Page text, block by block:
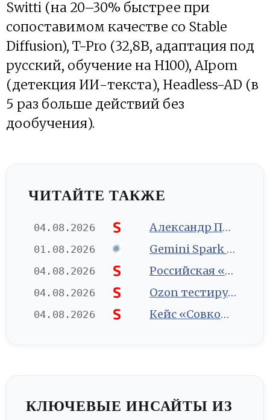
Switti (на 20–30% быстрее при
сопоставимом качестве со Stable
Diffusion), T-Pro (32,8B, адаптация под
русский, обучение на H100), AIpom
(детекция ИИ-текста), Headless-AD (в
5 раз больше действий без
дообучения).
ЧИТАЙТЕ ТАКЖЕ
04.08.2026 Александр Папков: большой разговор о трансформации рекламного рынка
01.08.2026 Gemini Spark теперь работает с вашими логинами в Chrome
04.08.2026 Российская «дочка» Google добивается взыскания 10 млрд рублей через суды 10 стран
04.08.2026 Ozon тестирует ИИ-ассистента для подбора товаров
04.08.2026 Кейс «Совкомбанк» и icontext: «Макс» как источник лидов для инвестиционных продуктов
КЛЮЧЕВЫЕ ИНСАЙТЫ ИЗ